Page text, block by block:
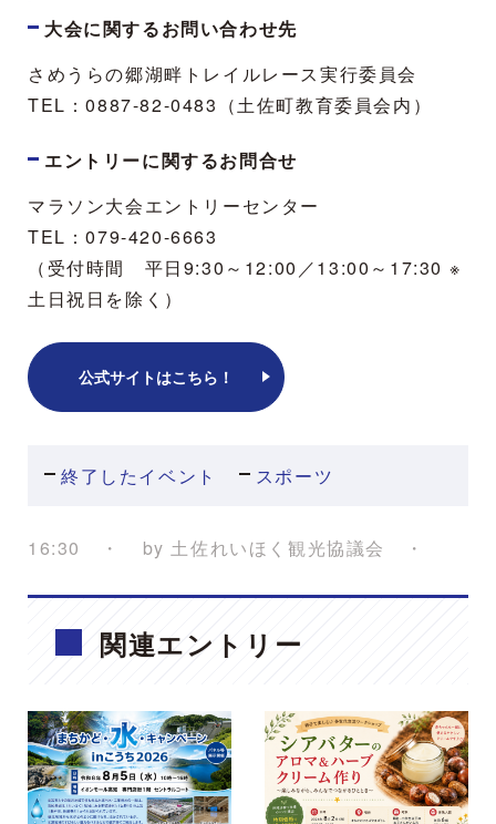
大会に関するお問い合わせ先
さめうらの郷湖畔トレイルレース実行委員会
TEL：0887-82-0483（土佐町教育委員会内）
エントリーに関するお問合せ
マラソン大会エントリーセンター
TEL：079-420-6663
（受付時間 平日9:30～12:00／13:00～17:30 ※
土日祝日を除く）
公式サイトはこちら！
終了したイベント スポーツ
by 土佐れいほく観光協議会
16:30
関連エントリー